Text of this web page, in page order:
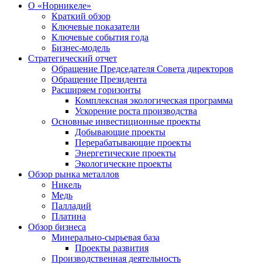
О «Норникеле»
Краткий обзор
Ключевые показатели
Ключевые события года
Бизнес-модель
Стратегический отчет
Обращение Председателя Совета директоров
Обращение Президента
Расширяем горизонты
Комплексная экологическая программа
Ускорение роста производства
Основные инвестиционные проекты
Добывающие проекты
Перерабатывающие проекты
Энергетические проекты
Экологические проекты
Обзор рынка металлов
Никель
Медь
Палладий
Платина
Обзор бизнеса
Минерально-сырьевая база
Проекты развития
Производственная деятельность